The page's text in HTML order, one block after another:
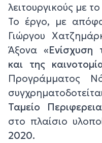
λειτουργικούς με
Το έργο, με
Γιώργου
Άξονα «Ενίσχυση
και της
Προγράμματος
Ταμείο
στο πλαίσιο
2020.